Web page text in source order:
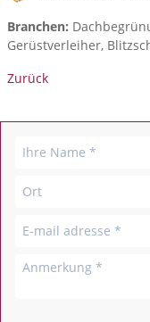
Branchen:
Gerüstverleiher,
Zurück